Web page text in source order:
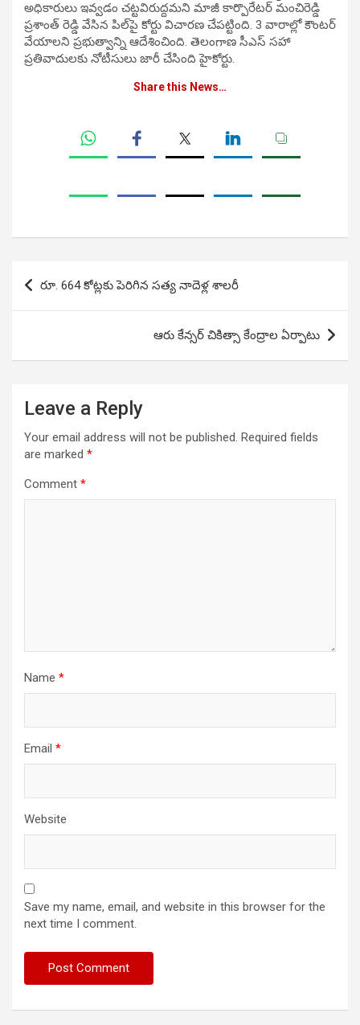
అధికారులు ఇవ్వడం చట్టవిరుద్దమని మాజీ కార్పొరేటర్‌ మంచిరెడ్డి
ప్రశాంత్‌ రెడ్డి వేసిన పిల్‌పై కోర్టు విచారణ చేపట్టింది. 3 వారాల్లో కౌంటర్‌
వేయాలని ప్రభుత్వాన్ని ఆదేశించింది. తెలంగాణ సీఎస్‌ సహా
ప్రతివాదులకు నోటీసులు జారీ చేసింది హైకోర్టు.
Share this News…
Post
navigation
రూ. 664 కోట్లకు పెరిగిన సత్య నాదెళ్ల శాలరీ
ఆరు కేన్సర్ చికిత్సా కేంద్రాల ఏర్పాటు
Leave a Reply
Your email address will not be published. Required fields
are marked *
Comment *
Name *
Email *
Website
Save my name, email, and website in this browser for the
next time I comment.